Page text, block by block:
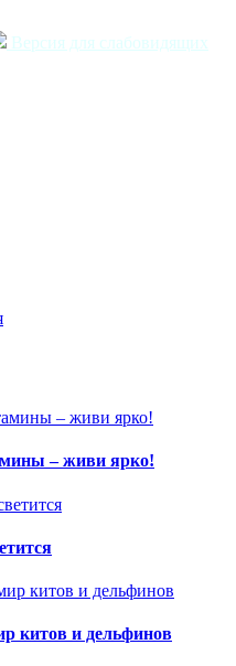
Версия для слабовидящих
– живи ярко!
китов и дельфинов